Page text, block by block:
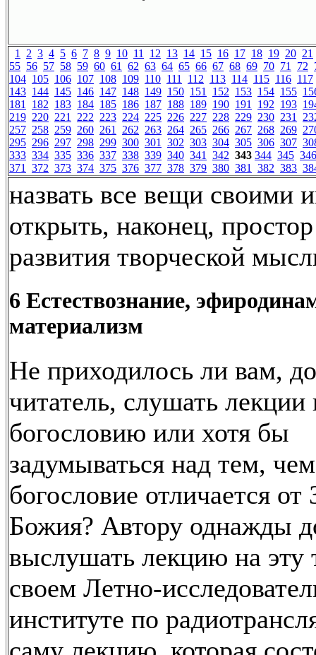
1 2 3 4 5 6 7 8 9 10 11 12 13 14 15 16 17 18 19 20 21
55 56 57 58 59 60 61 62 63 64 65 66 67 68 69 70 71 72
104 105 106 107 108 109 110 111 112 113 114 115 116 117
143 144 145 146 147 148 149 150 151 152 153 154 155
181 182 183 184 185 186 187 188 189 190 191 192 193
219 220 221 222 223 224 225 226 227 228 229 230 231
257 258 259 260 261 262 263 264 265 266 267 268 269
295 296 297 298 299 300 301 302 303 304 305 306 307
333 334 335 336 337 338 339 340 341 342 343 344 345 346
371 372 373 374 375 376 377 378 379 380 381 382 383
назвать все вещи своими
открыть, наконец,
развития творческой
6 Естествознание,
материализм
Не приходилось ли вам,
читатель, слушать лекции
богословию или хотя бы
задумываться над тем, чем
богословие отличается от
Божия? Автору однажды
выслушать лекцию на эту
своем Летно-
институте по